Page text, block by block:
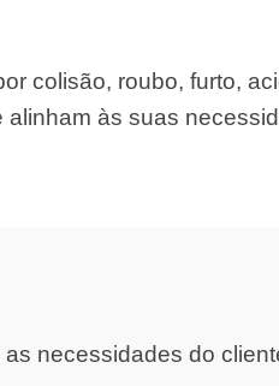
colisão, roubo, furto,
às suas
necessidades do